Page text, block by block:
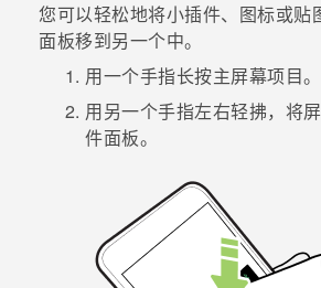
您可以轻松地将小插件、图标或贴
面板移到另一个中。
用一个手指长按主屏幕项目。
用另一个手指左右轻拂，将
件面板。